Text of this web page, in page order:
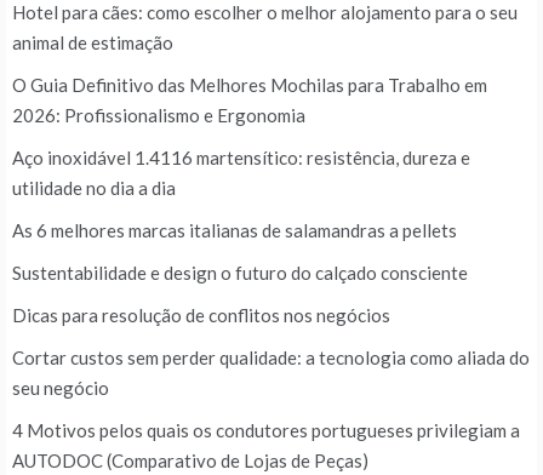
Hotel para cães: como escolher o melhor alojamento para o seu
animal de estimação
O Guia Definitivo das Melhores Mochilas para Trabalho em
2026: Profissionalismo e Ergonomia
Aço inoxidável 1.4116 martensítico: resistência, dureza e
utilidade no dia a dia
As 6 melhores marcas italianas de salamandras a pellets
Sustentabilidade e design o futuro do calçado consciente
Dicas para resolução de conflitos nos negócios
Cortar custos sem perder qualidade: a tecnologia como aliada do
seu negócio
4 Motivos pelos quais os condutores portugueses privilegiam a
AUTODOC (Comparativo de Lojas de Peças)